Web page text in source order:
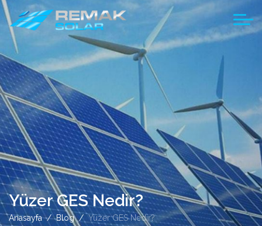
Yüzer GES Nedir?
Anasayfa Blog Yüzer GES Nedir?